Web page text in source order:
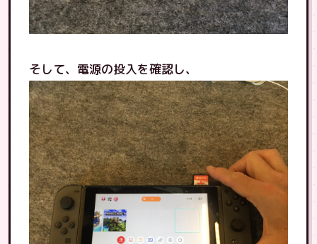
そして、電源の投入を確認し、